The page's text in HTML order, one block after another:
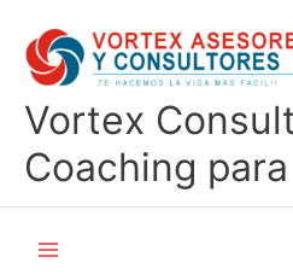
contenido
Vortex
Coaching